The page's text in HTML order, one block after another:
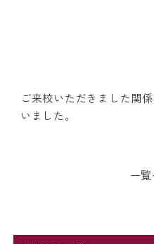
ご来校いただきました関
いました。
一覧